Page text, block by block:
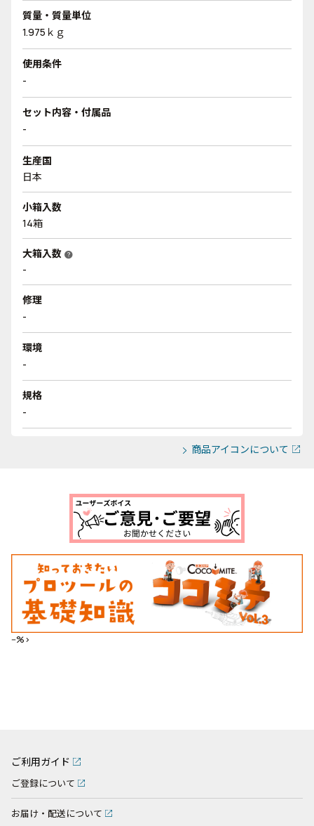
質量・質量単位
1.975ｋｇ
使用条件
-
セット内容・付属品
-
生産国
日本
小箱入数
14箱
大箱入数 help
-
修理
-
環境
-
規格
-
商品アイコンについて
--%>
ご利用ガイド
ご登録について
お届け・配送について